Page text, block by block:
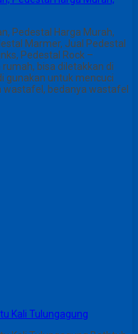
Pedestal Harga Murah,
Marmer, Jual Pedestal
Pedestal Rock –
bisa diletakkan di
gunakan untuk mencuci
bedanya wastafel
Kali Tulungagung